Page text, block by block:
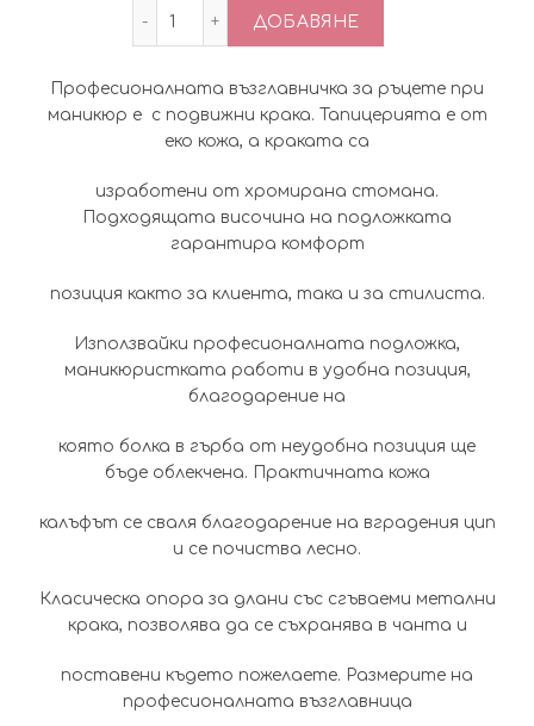
количество за Професионална
ДОБАВЯНЕ
Професионалната възглавничка за ръцете при
маникюр е с подвижни крака. Тапицерията е от
еко кожа, а краката са
изработени от хромирана стомана.
Подходящата височина на подложката
гарантира комфорт
позиция както за клиента, така и за стилиста.
Използвайки професионалната подложка,
маникюристката работи в удобна позиция,
благодарение на
която болка в гърба от неудобна позиция ще
бъде облекчена. Практичната кожа
калъфът се сваля благодарение на вградения цип
и се почиства лесно.
Класическа опора за длани със сгъваеми метални
крака, позволява да се съхранява в чанта и
поставени където пожелаете. Размерите на
професионалната възглавница